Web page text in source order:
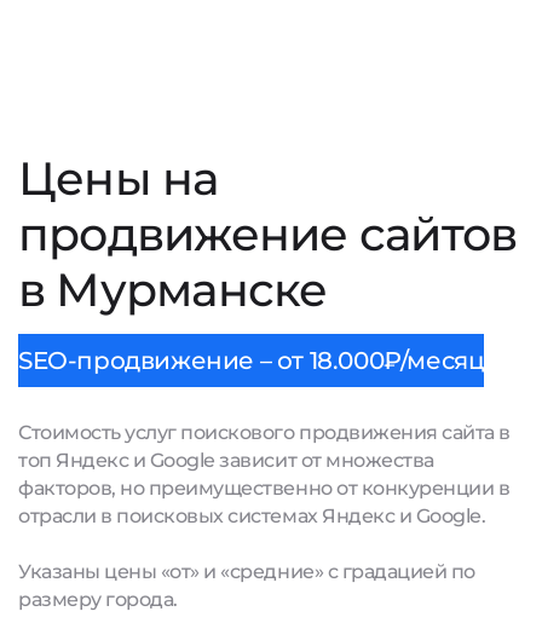
Цены на
продвижение сайтов
в Мурманске
SEO-продвижение – от 18.000₽/месяц
Стоимость услуг поискового продвижения сайта в
топ Яндекс и Google зависит от множества
факторов, но преимущественно от конкуренции в
отрасли в поисковых системах Яндекс и Google.
Указаны цены «от» и «средние» с градацией по
размеру города.